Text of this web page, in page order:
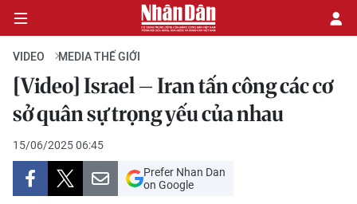
CHÍNH TRỊ
KINH TẾ
VĂN HÓA
VIDEO MEDIA THẾ GIỚI
[Video] Israel – Iran tấn công các cơ
sở quân sự trọng yếu của nhau
15/06/2025 06:45
Prefer Nhan Dan
on Google